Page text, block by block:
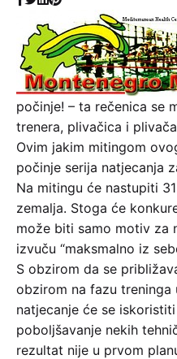
počinje! – ta rečenica se
trenera, plivačica i
Ovim jakim mitingom
počinje serija natjecanja
Na mitingu će nastupiti
zemalja. Stoga će
može biti samo motiv za
izvuču “maksmalno iz
S obzirom da se
obzirom na fazu
natjecanje će se
poboljšavanje nekih
rezultat nije u prvom